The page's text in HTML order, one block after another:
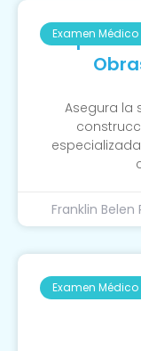
Examen
Asegura la
Franklin Belen
ExamenGuía